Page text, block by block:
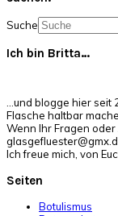
Suche
Ich bin Britta…
…und blogge hier seit
Flasche haltbar
Wenn Ihr Fragen
Ich freue mich, von
Seiten
Botulismus